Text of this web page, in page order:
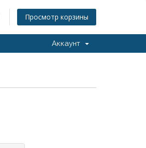
Просмотр корзины
Аккаунт